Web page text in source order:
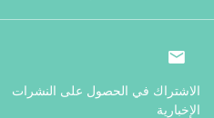
الاشتراك في الحصول على النشرات
الإخبارية